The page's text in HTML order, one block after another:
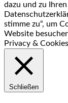
dazu und zu
stimme zu“, um
Website
Privacy &
Schließen